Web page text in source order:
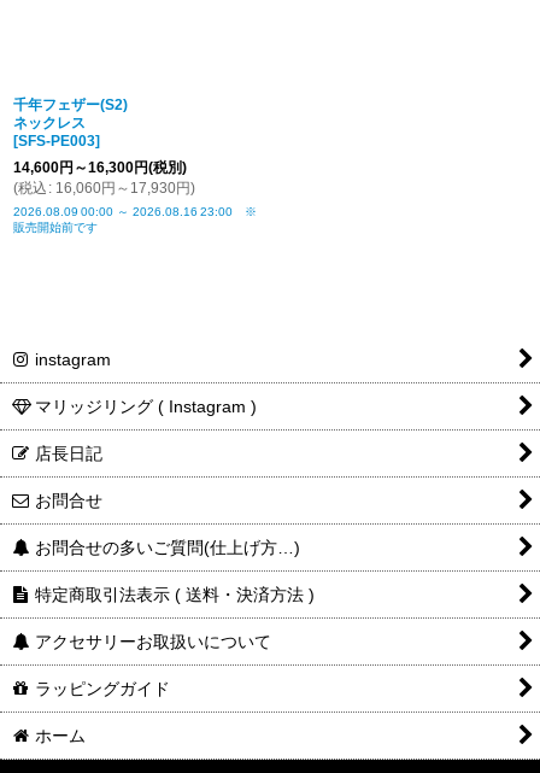
千年フェザー(S2)
ネックレス
[SFS-PE003]
14,600円 ～16,300円(税別)
(税込 : 16,060円 ～17,930円)
2026.08.09 00:00 ～ 2026.08.16 23:00 ※
販売開始前です
instagram
マリッジリング ( Instagram )
店長日記
お問合せ
お問合せの多いご質問(仕上げ方…)
特定商取引法表示 ( 送料・決済方法 )
アクセサリーお取扱いについて
ラッピングガイド
ホーム